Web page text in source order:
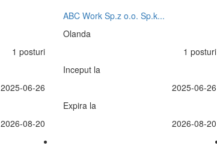
1 posturi
2025-06-26
2026-08-20
ABC Work Sp.z o.o. Sp.k...
Olanda
1 posturi
Inceput la
2025-06-26
Expira la
2026-08-20